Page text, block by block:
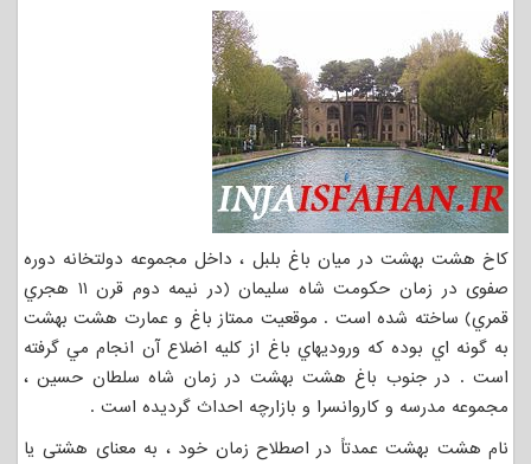
کاخ هشت بهشت در میان باغ بلبل ، داخل مجموعه دولتخانه دوره
صفوی در زمان حکومت شاه سلیمان (در نيمه دوم قرن ۱۱ هجري
قمري) ساخته شده است . موقعيت ممتاز باغ و عمارت هشت بهشت
به گونه اي بوده که وروديهاي باغ از كليه اضلاع آن انجام مي گرفته
است . در جنوب باغ هشت بهشت در زمان شاه سلطان حسين ،
مجموعه مدرسه و كاروانسرا و بازارچه احداث گرديده است .
نام هشت بهشت عمدتاً در اصطلاح زمان خود ، به معنای هشتی یا